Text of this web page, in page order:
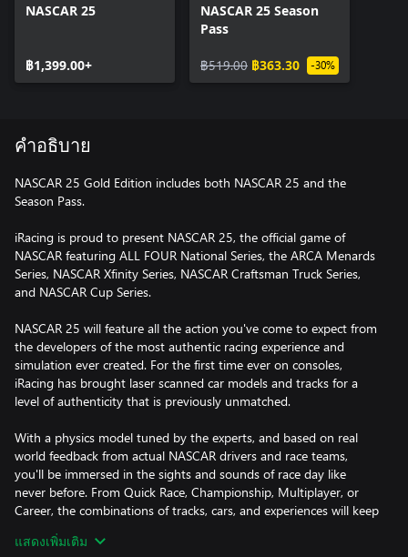
NASCAR 25
฿1,399.00+
NASCAR 25 Season
Pass
฿519.00 ฿363.30 -30%
คำอธิบาย
NASCAR 25 Gold Edition includes both NASCAR 25 and the
Season Pass.
iRacing is proud to present NASCAR 25, the official game of
NASCAR featuring ALL FOUR National Series, the ARCA Menards
Series, NASCAR Xfinity Series, NASCAR Craftsman Truck Series,
and NASCAR Cup Series.
NASCAR 25 will feature all the action you've come to expect from
the developers of the most authentic racing experience and
simulation ever created. For the first time ever on consoles,
iRacing has brought laser scanned car models and tracks for a
level of authenticity that is previously unmatched.
With a physics model tuned by the experts, and based on real
world feedback from actual NASCAR drivers and race teams,
you'll be immersed in the sights and sounds of race day like
never before. From Quick Race, Championship, Multiplayer, or
Career, the combinations of tracks, cars, and experiences will keep
shop in ARCA Menards series all the way through a multi-time
แสดงเพิ่มเติม